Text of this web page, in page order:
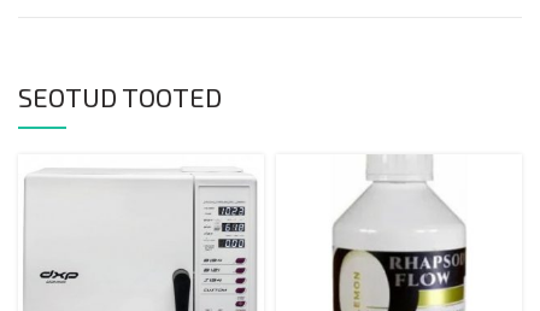
SEOTUD TOOTED